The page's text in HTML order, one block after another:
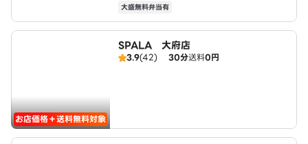
大盛無料弁当有
お店価格＋送料無料対象
SPALA 大府店
3.9(42) 30分送料0円